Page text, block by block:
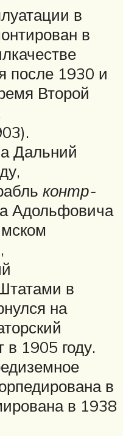
в
в
после 1930 и
Второй
Дальний
контр-
Адольфовича
в
на
в 1905 году.
в
в 1938